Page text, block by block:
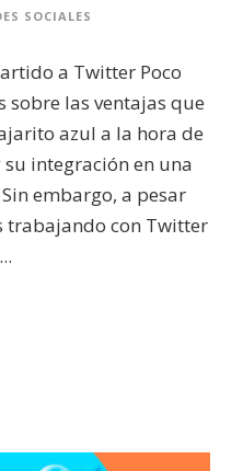
SOCIALES
a Twitter Poco
sobre las ventajas que
azul a la hora de
integración en una
embargo, a pesar
trabajando con Twitter